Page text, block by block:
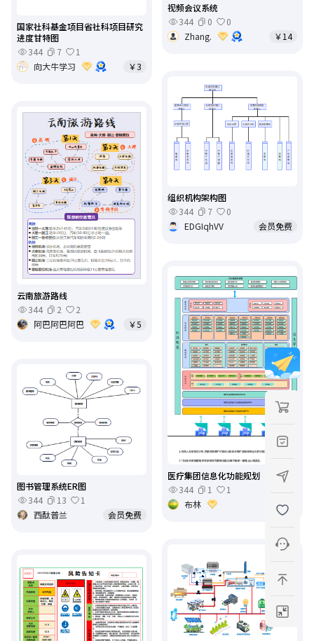
视频会议系统
344
0
0
Zhang.
￥14
国家社科基金项目省社科项目研究
进度甘特图
344
7
1
向大牛学习
￥3
组织机构架构图
344
7
0
EDGIqhVV
会员免费
云南旅游路线
344
2
2
阿巴阿巴阿巴
￥5
医疗集团信息化功能规划
344
1
1
布林
￥5
图书管理系统ER图
344
13
1
西酞普兰
会员免费